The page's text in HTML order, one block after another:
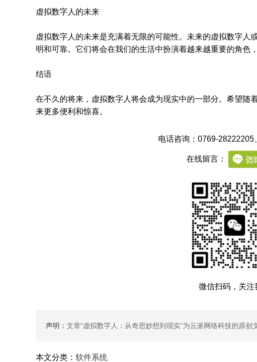
虚拟数字人的未来
虚拟数字人的未来是充满着无限的可能性。未来的虚拟数字人
明和可靠。它们将会在我们的生活中扮演着越来越重要的角色
结语
在不久的将来，虚拟数字人将会成为现实中的一部分。希望随
来更多便利和惊喜。
电话咨询：0769-28222205
在线留言：
微信扫码，关注
声明： 文章“虚拟数字人：从奇思妙想到现实”为云派网络科技的原创
本文分类： 软件系统